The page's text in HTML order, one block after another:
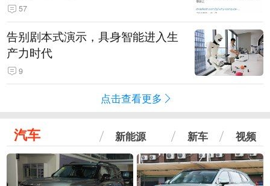
57
告别剧本式演示，具身智能进入生
产力时代
9
点击查看更多
汽车 新能源 新车 视频